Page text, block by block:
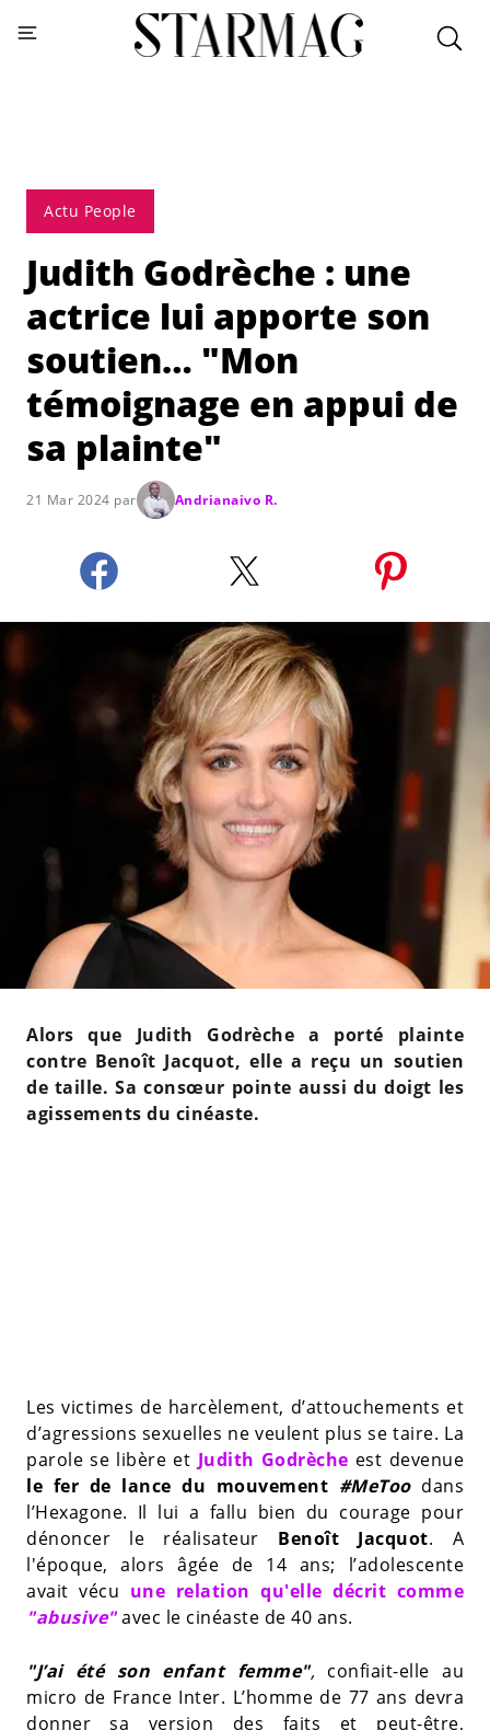
Actu People
Judith Godrèche : une
actrice lui apporte son
soutien… "Mon
témoignage en appui de
sa plainte"
21 Mar 2024 par Andrianaivo R.
Alors que Judith Godrèche a porté plainte
contre Benoît Jacquot, elle a reçu un soutien
de taille. Sa consœur pointe aussi du doigt les
agissements du cinéaste.
Les victimes de harcèlement, d’attouchements et
d’agressions sexuelles ne veulent plus se taire. La
parole se libère et Judith Godrèche est devenue
le fer de lance du mouvement #MeToo dans
l’Hexagone. Il lui a fallu bien du courage pour
dénoncer le réalisateur Benoît Jacquot. A
l'époque, alors âgée de 14 ans; l’adolescente
avait vécu une relation qu'elle décrit comme
"abusive"avec le cinéaste de 40 ans.
"J’ai été son enfant femme", confiait-elle au
micro de France Inter. L’homme de 77 ans devra
donner sa version des faits et peut-être,